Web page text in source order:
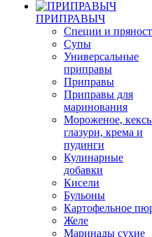
ПРИПРАВЫЧ
Специи и
Супы
Универсальные
приправы
Приправы
Приправы для
маринования
Мороженое,
глазури, крема и
пудинги
Кулинарные
добавки
Кисели
Бульоны
Картофельное
Желе
Маринады сухие